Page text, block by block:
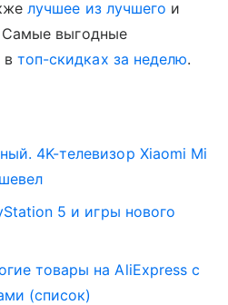
лучшее из лучшего и
Самые выгодные
втоп-скидках за неделю.
4K-телевизор Xiaomi Mi
5 и игры нового
товары на AliExpress с
(список)